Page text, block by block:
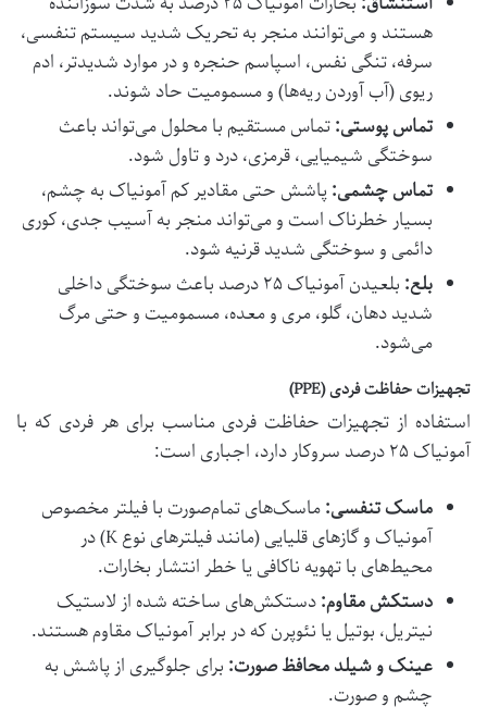
هستند و می‌توانند منجر به تحریک شدید سیستم تنفسی،
سرفه، تنگی نفس، اسپاسم حنجره و در موارد شدیدتر، ادم
ریوی (آب آوردن ریه‌ها) و مسمومیت حاد شوند.
تماس پوستی:تماس مستقیم با محلول می‌تواند باعث
سوختگی شیمیایی، قرمزی، درد و تاول شود.
تماس چشمی:پاشش حتی مقادیر کم آمونیاک به چشم،
بسیار خطرناک است و می‌تواند منجر به آسیب جدی، کوری
دائمی و سوختگی شدید قرنیه شود.
بلع:
بلعیدن آمونیاک ۲۵ درصد باعث سوختگی داخلی
شدید دهان، گلو، مری و معده، مسمومیت و حتی مرگ
می‌شود.
تجهیزات حفاظت فردی (PPE)
استفاده از تجهیزات حفاظت فردی مناسب برای هر فردی که با
آمونیاک ۲۵ درصد سروکار دارد، اجباری است:
ماسک تنفسی:ماسک‌های تمام‌صورت با فیلتر مخصوص
آمونیاک و گازهای قلیایی (مانند فیلترهای نوع K) در
محیط‌های با تهویه ناکافی یا خطر انتشار بخارات.
دستکش مقاوم:دستکش‌های ساخته شده از لاستیک
نیتریل، بوتیل یا نئوپرن که در برابر آمونیاک مقاوم هستند.
عینک و شیلد محافظ صورت: برای جلوگیری از پاشش به
چشم و صورت.